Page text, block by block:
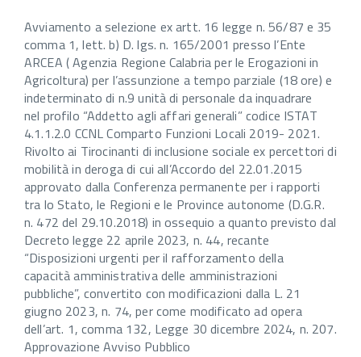
Avviamento a selezione ex artt. 16 legge n. 56/87 e 35
comma 1, lett. b) D. lgs. n. 165/2001 presso l’Ente
ARCEA ( Agenzia Regione Calabria per le Erogazioni in
Agricoltura) per l’assunzione a tempo parziale (18 ore) e
indeterminato di n.9 unità di personale da inquadrare
nel profilo “Addetto agli affari generali” codice ISTAT
4.1.1.2.0 CCNL Comparto Funzioni Locali 2019- 2021.
Rivolto ai Tirocinanti di inclusione sociale ex percettori di
mobilità in deroga di cui all’Accordo del 22.01.2015
approvato dalla Conferenza permanente per i rapporti
tra lo Stato, le Regioni e le Province autonome (D.G.R.
n. 472 del 29.10.2018) in ossequio a quanto previsto dal
Decreto legge 22 aprile 2023, n. 44, recante
“Disposizioni urgenti per il rafforzamento della
capacità amministrativa delle amministrazioni
pubbliche”, convertito con modificazioni dalla L. 21
giugno 2023, n. 74, per come modificato ad opera
dell’art. 1, comma 132, Legge 30 dicembre 2024, n. 207.
Approvazione Avviso Pubblico